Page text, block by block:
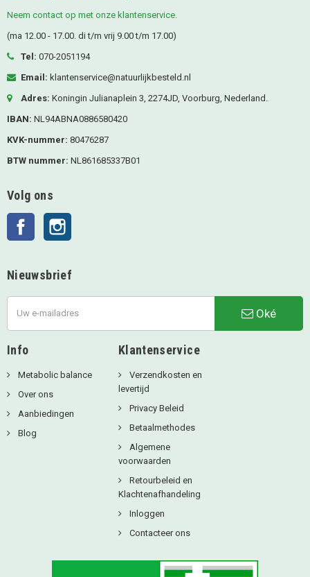
Neem contact op met onze klantenservice.
(ma 12.00 - 17.00. di t/m vrij 9.00 t/m 17.00)
Tel: 070-2051194
Email: klantenservice@natuurlijkbesteld.nl
Adres: Koningin Julianaplein 3, 2274JD, Voorburg, Nederland.
IBAN: NL94ABNA0886580420
KVK-nummer: 80476287
BTW nummer: NL861685337B01
Volg ons
Facebook
Nieuwsbrief
Oké
Info
Metabolic balance
Over ons
Aanbiedingen
Blog
Klantenservice
Verzendkosten en
levertijd
Privacy Beleid
Betaalmethodes
Algemene
voorwaarden
Retourbeleid en
Klachtenafhandeling
Inloggen
Contacteer ons